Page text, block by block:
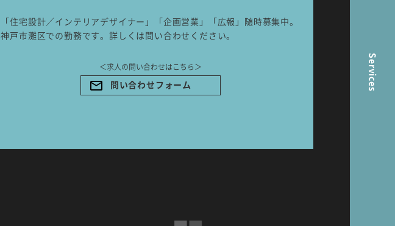
Services
「住宅設計／インテリアデザイナー」「企画営業」「広報」随時募集中。
神戸市灘区での勤務です。詳しくは問い合わせください。
＜求人の問い合わせはこちら＞
問い合わせフォーム